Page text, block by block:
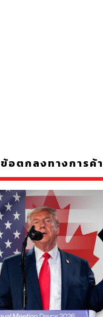
ข้อตกลงทางการค้า